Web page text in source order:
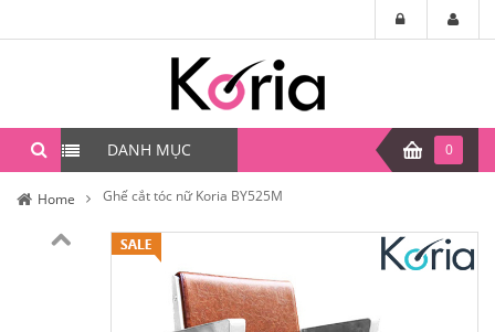
DANH MỤC 0
Home Ghế cắt tóc nữ Koria BY525M